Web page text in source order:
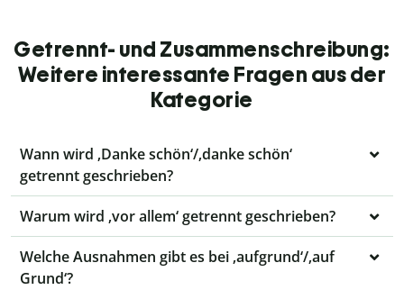
Getrennt- und Zusammenschreibung:
Weitere interessante Fragen aus der
Kategorie
Wann wird ‚Danke schön‘/‚danke schön‘
getrennt geschrieben?
Warum wird ‚vor allem‘ getrennt geschrieben?
Welche Ausnahmen gibt es bei ‚aufgrund‘/‚auf
Grund‘?